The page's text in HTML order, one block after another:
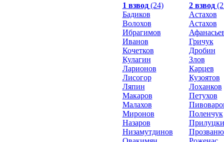
1 взвод(24)
Бадиков
Волохов
Ибрагимов
Иванов
Кочетков
Кулагин
Ларионов
Лисогор
Ляпин
Макаров
Малахов
Миронов
Назаров
Низамутдинов
2 взвод
Астахов
Астахов
Гричук
Дробин
Злов
Карцев
Кузоятов
Лоханков
Петухов
Поленчук